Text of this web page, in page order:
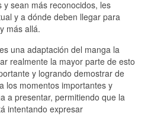
sean más reconocidos, les
y a dónde deben llegar para
más allá.
una adaptación del manga la
realmente la mayor parte de esto
y logrando demostrar de
los momentos importantes y
a presentar, permitiendo que la
intentando expresar